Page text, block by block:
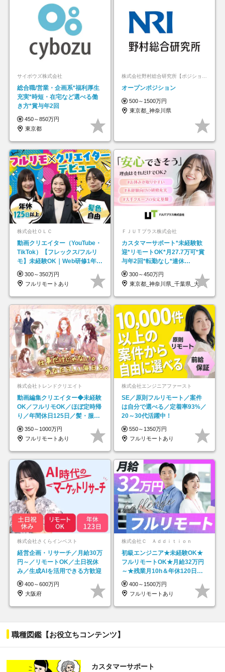
サイボウズ株式会社
総合職/営業・企画系*福利厚生
充実*時短・在宅など選べる働
き方*賞与年2回
450～850万円
東京都
オープンポジション
500～1500万円
東京都_神奈川県
株式会社ＯＬＣ
動画クリエイター（YouTube・
TikTok）【フレックス/フルリ
モ】未経験OK｜Web研修1年間
｜副業OK
300～350万円
フルリモートあり
ＦＪＵＴプラス株式会社
カスタマーサポート*未経験歓
迎*リモートOK*月27.7万可*賞
与年2回*転勤なし*連休
OK/ZE010232
300～450万円
東京都_神奈川県_千葉県_大阪府_愛知県…
株式会社トレンドクリエイト
動画編集クリエイター◆未経験
OK／フルリモOK／ほぼ定時帰
り／年間休日125日／髪・服・
ネイル自由／副業OK
350～1000万円
フルリモートあり
株式会社エンジニアファースト
SE／原則フルリモート／案件
は自分で選べる／定着率93%／
20～30代活躍中！
550～1350万円
フルリモートあり
株式会社さくらインベスト
経営企画・リサーチ／月給30万
円～／リモートOK／土日祝休
み／生成AIを活用できる方歓迎
400～600万円
大阪府
株式会社Ｃ Ａｄｄｉｔｉｏｎ
初級エンジニア★未経験OK★
フルリモートOK★月給32万円
～★残業月10h＆年休120日以
上★副業可
400～1500万円
フルリモートあり
職種図鑑【お役立ちコンテンツ】
カスタマーサポート